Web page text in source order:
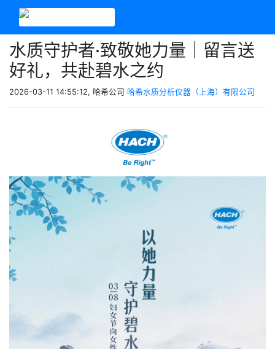
水质守护者·致敬她力量｜留言送
好礼，共赴碧水之约
2026-03-11 14:55:12, 哈希公司 哈希水质分析仪器（上海）有限公司